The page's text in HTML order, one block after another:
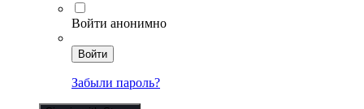
Войти анонимно
Войти
Забыли пароль?